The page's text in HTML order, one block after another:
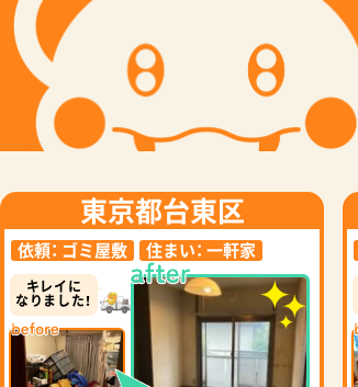
東京都台東区
依頼： ゴミ屋敷 住まい： 一軒家
キレイに
なりました！